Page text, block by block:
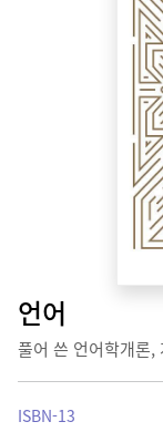
언어
풀어 쓴 언어학개론,
ISBN-13